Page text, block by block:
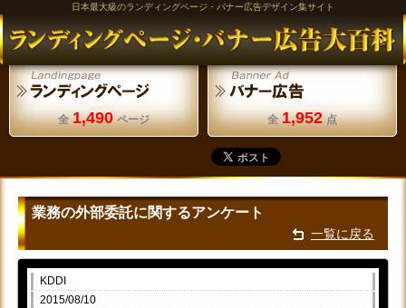
日本最大級のランディングページ・バナー広告デザイン集サイト
全 1,490 ページ 全 1,952 点
業務の外部委託に関するアンケート
一覧に戻る
KDDI
2015/08/10